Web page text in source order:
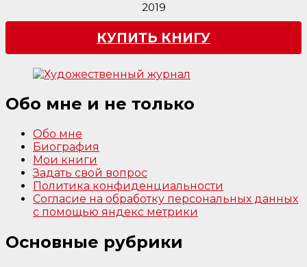
2019
КУПИТЬ КНИГУ
Обо мне и не только
Обо мне
Биография
Мои книги
Задать свой вопрос
Политика конфиденциальности
Согласие на обработку персональных данных
с помощью яндекс метрики
Основные рубрики